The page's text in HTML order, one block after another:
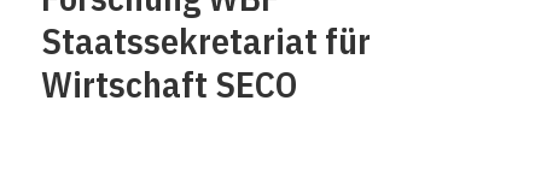
Staatssekretariat für
Wirtschaft SECO